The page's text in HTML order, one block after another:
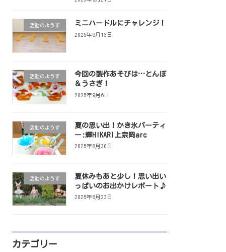
活動のようす ミニハードルにチャレンジ！
2025年9月13日
活動のようす
今回の製作あそびは…とんぼ
＆うさぎ！
2025年9月6日
活動のようす
夏の思い出！かき氷パーティ
ー:輝HIKARI上宗岡arc
2025年8月30日
活動のようす
夏休みもあと少し！思い出い
っぱいのお出かけレポート♪
2025年8月23日
カテゴリー